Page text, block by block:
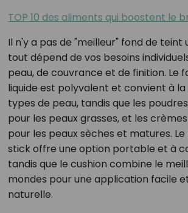
TOP 10 des aliments qui boostent le
Il n'y a pas de "meilleur" fond de teint
tout dépend de vos besoins
peau, de couvrance et de finition. Le
liquide est polyvalent et convient à
types de peau, tandis que les
pour les peaux grasses, et les
pour les peaux sèches et matures.
stick offre une option portable et à
tandis que le cushion combine le
mondes pour une application facile
naturelle.